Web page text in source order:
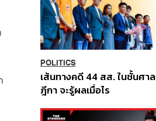
POLITICS
เส้นทางคดี 44 สส. ในชั้นศาล
ฎีกา จะรู้ผลเมื่อไร